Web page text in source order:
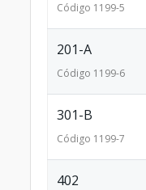
Código 1199-5
201-A
Código 1199-6
301-B
Código 1199-7
402